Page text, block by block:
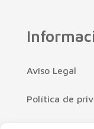
Aviso Legal
Política de